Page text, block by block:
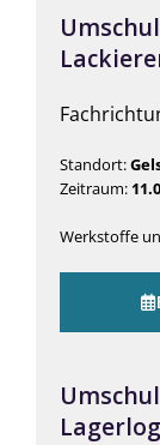
Standort:
Zeitraum:
Werkstoffe